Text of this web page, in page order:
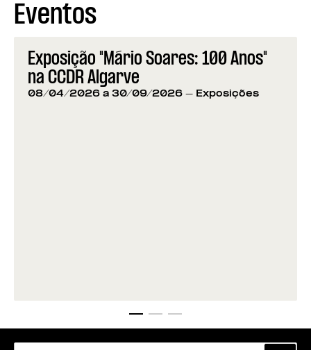
Eventos
Exposição "Mário Soares: 100 Anos"
na CCDR Algarve
08/04/2026 a 30/09/2026 - Exposições